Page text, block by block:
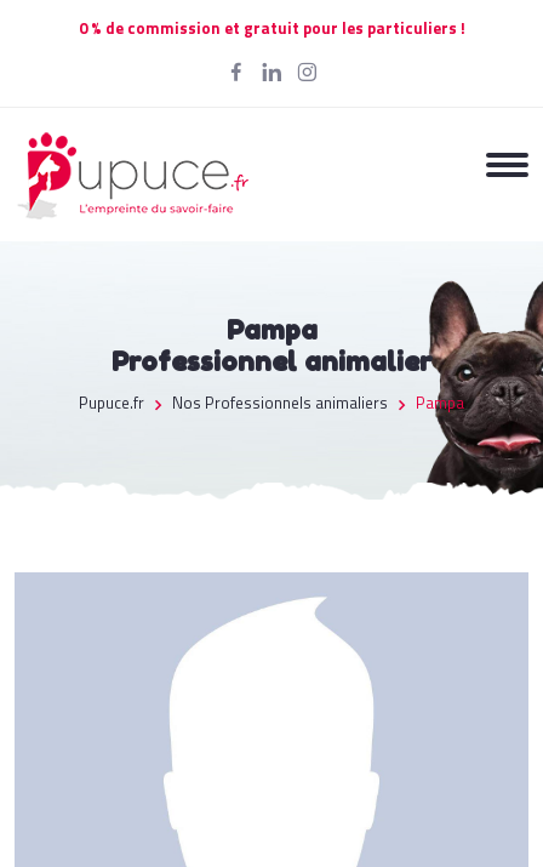
0 % de commission et gratuit pour les particuliers !
Pampa
Professionnel animalier
Pupuce.fr Nos Professionnels animaliers Pampa